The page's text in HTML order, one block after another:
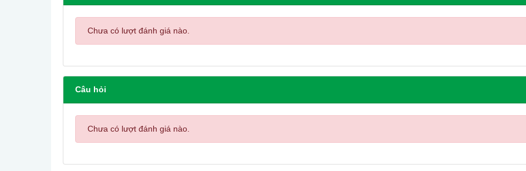
Chưa có lượt đánh giá nào.
Câu hỏi
Chưa có lượt đánh giá nào.